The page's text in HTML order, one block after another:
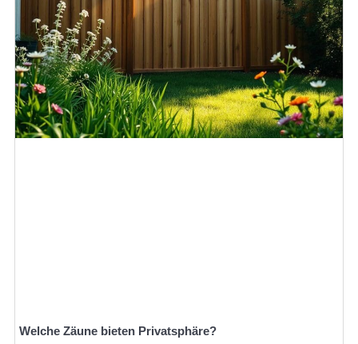
Welche Zäune bieten Privatsphäre?